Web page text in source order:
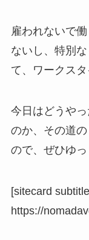
雇われないで
ないし、特別
て、ワークスタ
今日はどうや
のか、その道
ので、ぜひゆっ
[sitecard
https://